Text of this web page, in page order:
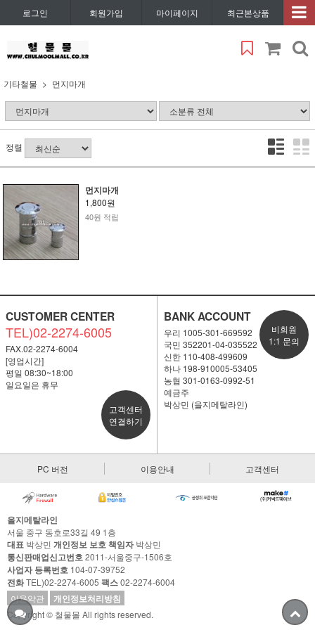
로그인 회원가입 마이페이지 최근본상품
기타철물 먼지마개
정렬
먼지마개
1,800원
40원 적립
CUSTOMER CENTER
TEL)02-2274-6005
FAX.02-2274-6004
[영업시간]
평일 08:30~18:00
일요일은 휴무
고객센터
연결하기
BANK ACCOUNT
우리 1005-301-669592
국민 352201-04-035522
신한 110-408-499609
하나 198-910005-53405
농협 301-0163-0992-51
예금주
박상민 (을지메탈라인)
비회원
1:1 문의
PC 버전 이용안내 고객센터
을지메탈라인
서울 중구 동호로33길 49 1층
대표 박상민 개인정보 보호 책임자박상민
통신판매업신고번호2011-서울중구-1506호
사업자 등록번호 104-07-39752
전화TEL)02-2274-6005 팩스02-2274-6004
이용약관
개인정보처리방침
Copyright © 철물몰 All rights reserved.